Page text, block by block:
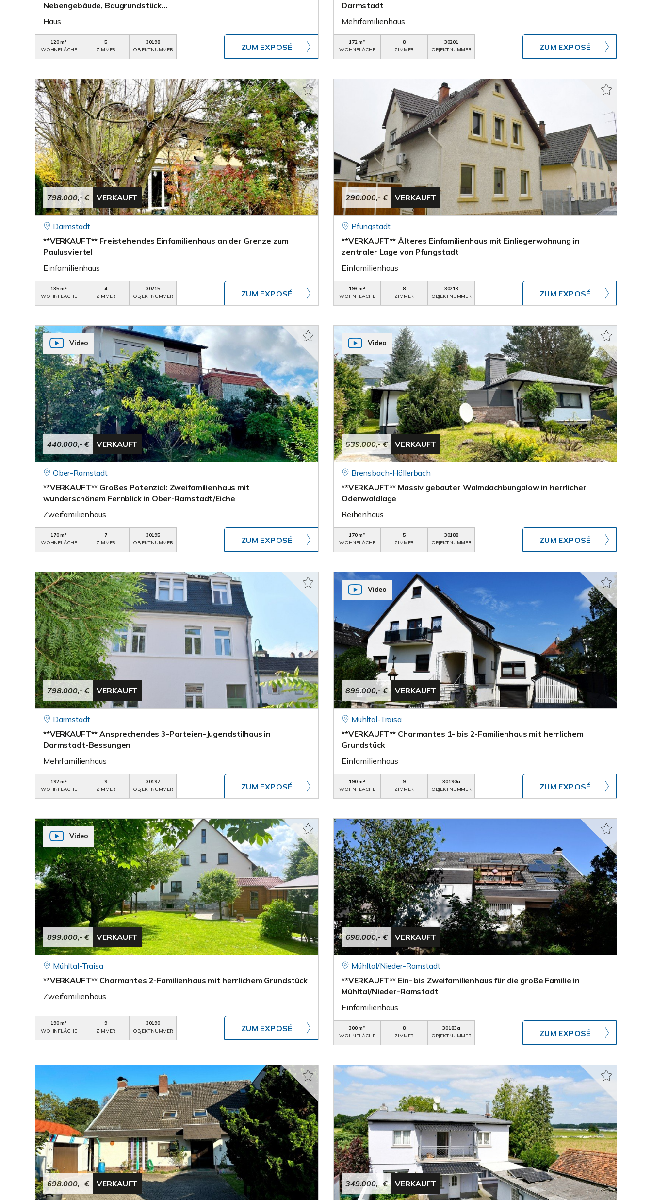
Nebengebäude, Baugrundstück...
Haus
120 m²
WOHNFLÄCHE
5
ZIMMER
30198
OBJEKTNUMMER
ZUM EXPOSÉ
Darmstadt
Mehrfamilienhaus
172 m²
WOHNFLÄCHE
8
ZIMMER
30201
OBJEKTNUMMER
ZUM EXPOSÉ
798.000,- € VERKAUFT
Darmstadt
**VERKAUFT** Freistehendes Einfamilienhaus an der Grenze zum
Paulusviertel
Einfamilienhaus
135 m²
WOHNFLÄCHE
4
ZIMMER
30215
OBJEKTNUMMER
ZUM EXPOSÉ
290.000,- € VERKAUFT
Pfungstadt
**VERKAUFT** Älteres Einfamilienhaus mit Einliegerwohnung in
zentraler Lage von Pfungstadt
Einfamilienhaus
193 m²
WOHNFLÄCHE
8
ZIMMER
30213
OBJEKTNUMMER
ZUM EXPOSÉ
440.000,- € VERKAUFT
Video
Ober-Ramstadt
**VERKAUFT** Großes Potenzial: Zweifamilienhaus mit
wunderschönem Fernblick in Ober-Ramstadt/Eiche
Zweifamilienhaus
170 m²
WOHNFLÄCHE
7
ZIMMER
30195
OBJEKTNUMMER
ZUM EXPOSÉ
539.000,- € VERKAUFT
Video
Brensbach-Höllerbach
**VERKAUFT** Massiv gebauter Walmdachbungalow in herrlicher
Odenwaldlage
Reihenhaus
170 m²
WOHNFLÄCHE
5
ZIMMER
30188
OBJEKTNUMMER
ZUM EXPOSÉ
798.000,- € VERKAUFT
Darmstadt
**VERKAUFT** Ansprechendes 3-Parteien-Jugendstilhaus in
Darmstadt-Bessungen
Mehrfamilienhaus
192 m²
WOHNFLÄCHE
9
ZIMMER
30197
OBJEKTNUMMER
ZUM EXPOSÉ
899.000,- € VERKAUFT
Video
Mühltal-Traisa
**VERKAUFT** Charmantes 1- bis 2-Familienhaus mit herrlichem
Grundstück
Einfamilienhaus
190 m²
WOHNFLÄCHE
9
ZIMMER
30190a
OBJEKTNUMMER
ZUM EXPOSÉ
899.000,- € VERKAUFT
Video
Mühltal-Traisa
**VERKAUFT** Charmantes 2-Familienhaus mit herrlichem Grundstück
Zweifamilienhaus
190 m²
WOHNFLÄCHE
9
ZIMMER
30190
OBJEKTNUMMER
ZUM EXPOSÉ
698.000,- € VERKAUFT
Mühltal/Nieder-Ramstadt
**VERKAUFT** Ein- bis Zweifamilienhaus für die große Familie in
Mühltal/Nieder-Ramstadt
Einfamilienhaus
300 m²
WOHNFLÄCHE
8
ZIMMER
30183a
OBJEKTNUMMER
ZUM EXPOSÉ
698.000,- € VERKAUFT 349.000,- € VERKAUFT